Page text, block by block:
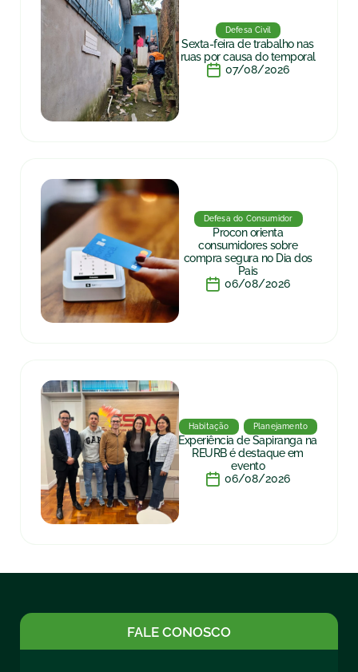
Defesa Civil
Sexta-feira de trabalho nas
ruas por causa do temporal
07/08/2026
Defesa do Consumidor
Procon orienta
consumidores sobre
compra segura no Dia dos
Pais
06/08/2026
Habitação Planejamento
Experiência de Sapiranga na
REURB é destaque em
evento
06/08/2026
FALE CONOSCO